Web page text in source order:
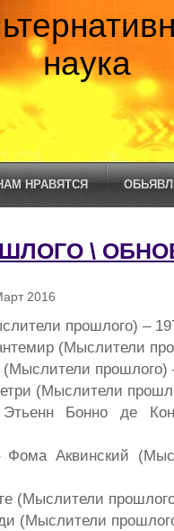
наука
НРАВЯТСЯ
\
2016
прошлого) –
(Мыслители
прошлого)
(Мыслители
Бонно де
Аквинский
(Мыслители
(Мыслители